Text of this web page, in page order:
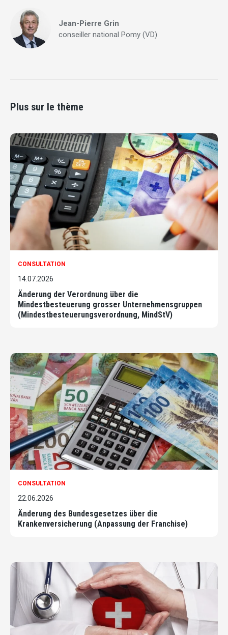
Jean-Pierre Grin
conseiller national Pomy (VD)
Plus sur le thème
CONSULTATION
14.07.2026
Änderung der Verordnung über die
Mindestbesteuerung grosser Unternehmensgruppen
(Mindestbesteuerungsverordnung, MindStV)
CONSULTATION
22.06.2026
Änderung des Bundesgesetzes über die
Krankenversicherung (Anpassung der Franchise)